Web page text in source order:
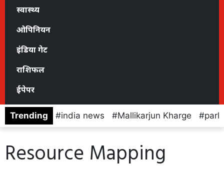
स्वास्थ्य
ओपिनियन
इंडिया गेट
राशिफल
ईपेपर
Trending india news Mallikarjun Kharge
Resource Mapping